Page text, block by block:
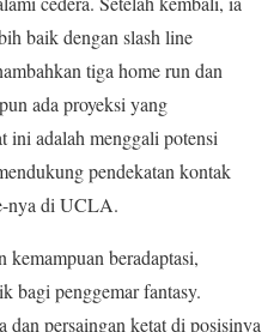
baik dengan slash line
tiga home run dan
ada proyeksi yang
ini adalah menggali potensi
pendekatan kontak
nya di UCLA.
kemampuan beradaptasi,
bagi penggemar fantasy.
persaingan ketat di posisinya